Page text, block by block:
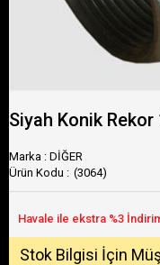
Siyah Konik Rekor
Marka : DİĞER
(3064)
Stok Bilgisi İçin